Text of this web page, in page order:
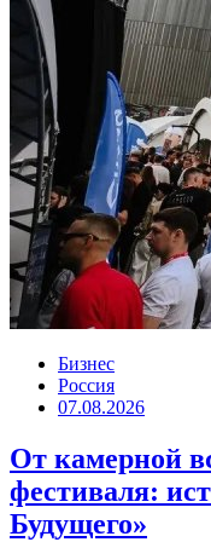
Бизнес
Россия
07.08.2026
От камерной
фестиваля:
Будущего»